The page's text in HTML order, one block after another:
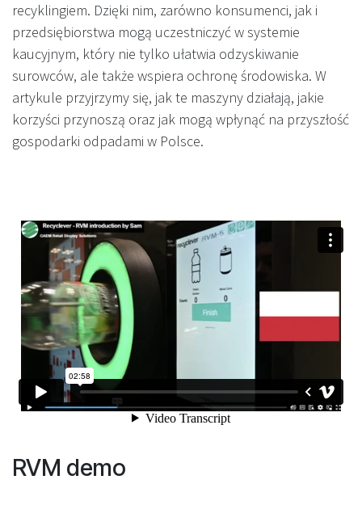
recyklingiem. Dzięki nim, zarówno konsumenci, jak i
przedsiębiorstwa mogą uczestniczyć w systemie
kaucyjnym, który nie tylko ułatwia odzyskiwanie
surowców, ale także wspiera ochronę środowiska. W
artykule przyjrzymy się, jak te maszyny działają, jakie
korzyści przynoszą oraz jak mogą wpłynąć na przyszłość
gospodarki odpadami w Polsce.
RVM demo